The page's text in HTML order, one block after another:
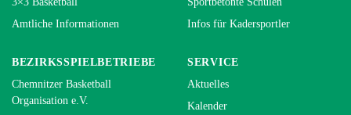
Amtliche Informationen
Infos für Kadersportler
BEZIRKSSPIELBETRIEBE
Chemnitzer Basketball
Organisation e.V.
SERVICE
Aktuelles
Kalender